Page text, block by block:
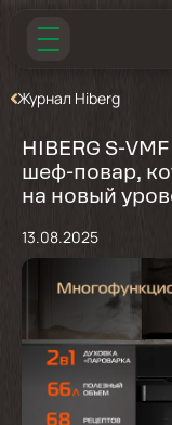
Журнал Hiberg
HIBERG S-
шеф-повар,
на новый
13.08.2025